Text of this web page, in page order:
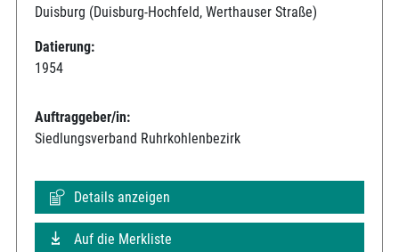
Duisburg (Duisburg-Hochfeld, Werthauser Straße)
Datierung:
1954
Auftraggeber/in:
Siedlungsverband Ruhrkohlenbezirk
Details anzeigen
Auf die Merkliste